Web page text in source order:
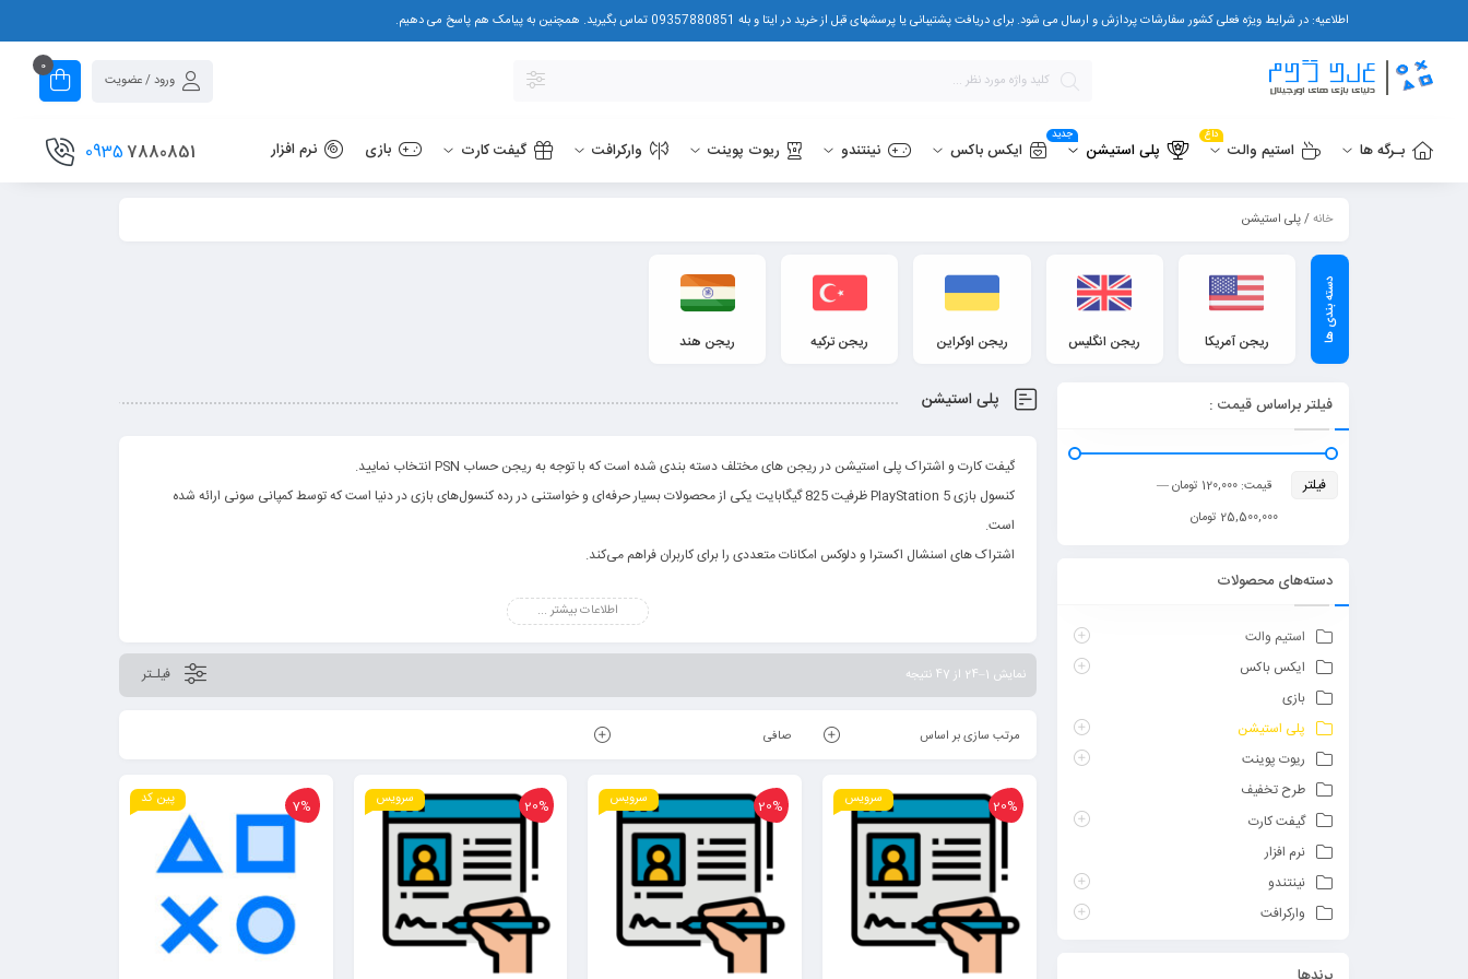
اطلاعیه: در شرایط ویژه فعلی کشور سفارشات پردازش و ارسال می شود. برای دریافت پشتیبانی یا پرسشهای قبل از خرید در ایتا و بله 09357880851 تماس بگیرید. همچنین به پیامک هم پاسخ می دهیم.
ورود / عضویت
0
بـرگه ها استیم والت
داغ
پلی استیشن
جدید
ایکس باکس نینتندو ریوت پوینت وارکرافت گیفت کارت بازی نرم افزار 7880851
0935
خانه/ پلی استیشن
ریجن آمریکا ریجن انگلیس ریجن اوکراین ریجن ترکیه ریجن هند
پلی استیشن
گیفت کارت و اشتراک پلی استیشن در ریجن های مختلف دسته بندی شده است که با توجه به ریجن حساب PSN انتخاب نمایید.
کنسول بازی PlayStation 5 ظرفیت 825 گیگابایت یکی از محصولات بسیار حرفه‌ای و خواستنی در رده کنسول‌های بازی در دنیا است که توسط کمپانی سونی ارائه شده
است.
اشتراک های اسنشال اکسترا و دلوکس امکانات متعددی را برای کاربران فراهم می‌کند.
پیشنهاد می کنیم برای آشنایی و استفاده از ظرفیت های مختلف آموزش ظرفیت های ۱ ۲ و۳ پلی استیشن رااطلاعات بیشتر ...
فیلـتر نمایش 1–24 از 47 نتیجه
مرتب سازی بر اساس صافی
سرویس 20% سرویس 20% سرویس 20% پین کد 7%
فیلتر براساس قیمت :
فیلتر قیمت: 120,000 تومان
—
25,500,000 تومان
دسته‌های محصولات
استیم والت
ایکس باکس
بازی
پلی استیشن
ریوت پوینت
طرح تخفیف
گیفت کارت
نرم افزار
نینتندو
وارکرافت